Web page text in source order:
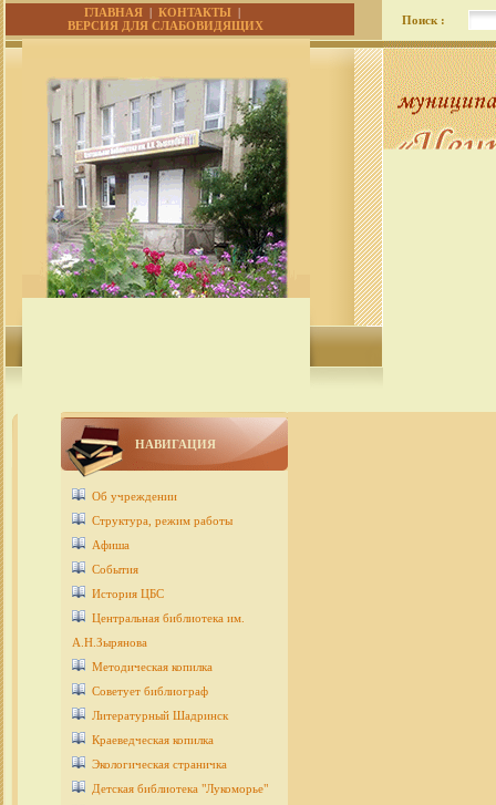
ГЛАВНАЯ |КОНТАКТЫ |
ВЕРСИЯ ДЛЯ СЛАБОВИДЯЩИХ
Поиск :
НАВИГАЦИЯ
Об учреждении
Структура, режим работы
Афиша
События
История ЦБС
Центральная библиотека им.
А.Н.Зырянова
Методическая копилка
Советует библиограф
Литературный Шадринск
Краеведческая копилка
Экологическая страничка
Детcкая библиотека "Лукоморье"